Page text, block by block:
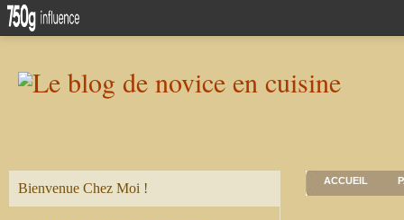
Bienvenue Chez Moi ! ACCUEIL